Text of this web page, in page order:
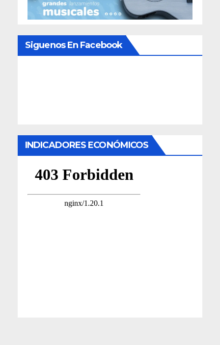
Siguenos En Facebook
INDICADORES ECONÓMICOS